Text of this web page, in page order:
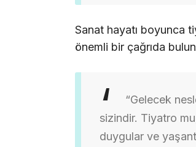
Sanat hayatı boyunca
önemli bir çağrıda
“Gelecek
sizindir. Tiyatro
duygular ve